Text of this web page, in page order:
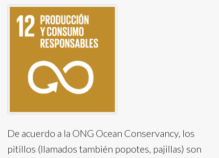
De acuerdo a la ONG Ocean Conservancy, los
pitillos (llamados también popotes, pajillas) son